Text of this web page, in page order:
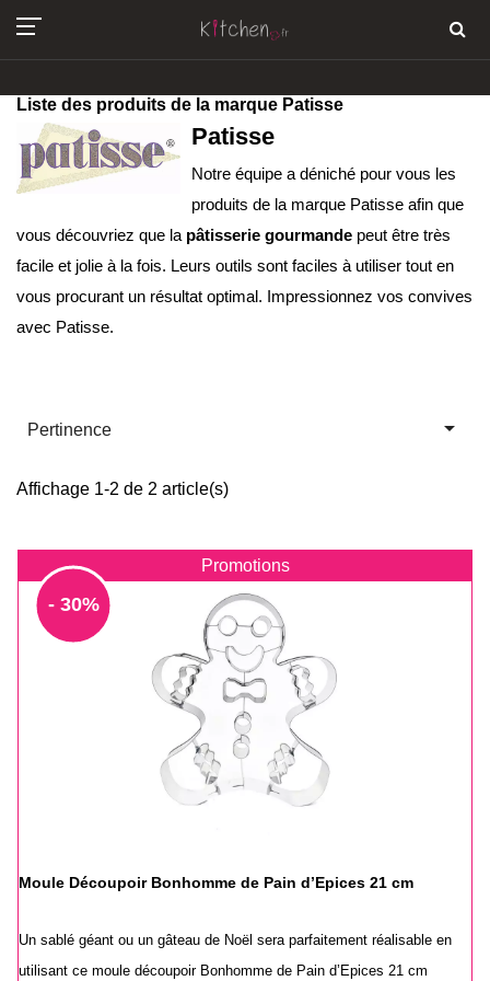
Liste des produits de la marque Patisse
Patisse
Notre équipe a déniché pour vous les
produits de la marque Patisse afin que
vous découvriez que la pâtisserie gourmande peut être très
facile et jolie à la fois. Leurs outils sont faciles à utiliser tout en
vous procurant un résultat optimal. Impressionnez vos convives
avec Patisse.
Pertinence 
Affichage 1-2 de 2 article(s)
Promotions
- 30%
Moule Découpoir Bonhomme de Pain d’Epices 21 cm
Un sablé géant ou un gâteau de Noël sera parfaitement réalisable en
utilisant ce moule découpoir Bonhomme de Pain d’Epices 21 cm